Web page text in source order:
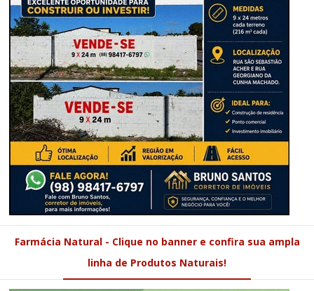
Farmácia Natural - Clique no banner e confira sua ampla
linha de Produtos Naturais!